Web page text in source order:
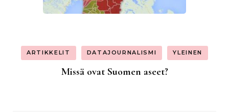
ARTIKKELIT DATAJOURNALISMI YLEINEN
Missä ovat Suomen aseet?